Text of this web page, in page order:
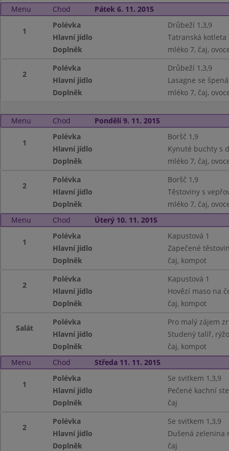
Menu
Chod Pátek 6. 11. 2015
1
Polévka
Drůbeží 1,3,9
Hlavní jídlo
Tatranská
Doplněk
mléko 7, čaj,
2
Polévka
Drůbeží 1,3,9
Hlavní jídlo
Lasagne se
Doplněk
mléko 7, čaj,
Menu Chod Pondělí 9. 11. 2015
1
Polévka
Boršč 1,9
Hlavní jídlo
Kynuté buchty s
Doplněk
mléko 7, čaj,
2
Polévka
Boršč 1,9
Hlavní jídlo
Těstoviny s
Doplněk
mléko 7, čaj,
Menu
Chod Úterý 10. 11. 2015
1
Polévka
Kapustová 1
Hlavní jídlo
Zapečené
Doplněk
čaj, kompot
2
Polévka
Kapustová 1
Hlavní jídlo
Hovězí maso na
Doplněk
čaj, kompot
Salát
Polévka
Pro malý zájem
Hlavní jídlo
Studený talíř,
Doplněk
čaj, kompot
Menu
Chod Středa 11. 11. 2015
1
Polévka
Se svitkem 1,3,9
Hlavní jídlo
Pečené kachní
Doplněk
čaj
2
Polévka
Se svitkem 1,3,9
Hlavní jídlo
Dušená zelenina
Doplněk
čaj